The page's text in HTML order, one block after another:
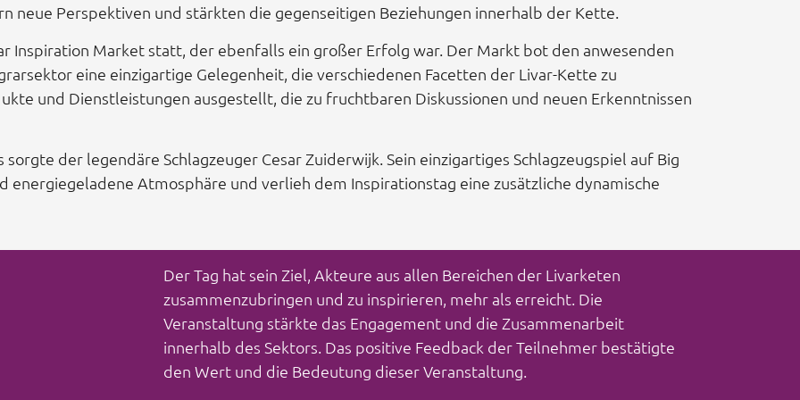
neue Perspektiven und stärkten die gegenseitigen Beziehungen innerhalb der Kette.
Inspiration Market statt, der ebenfalls ein großer Erfolg war. Der Markt bot den anwesenden
eine einzigartige Gelegenheit, die verschiedenen Facetten der Livar-Kette zu
und Dienstleistungen ausgestellt, die zu fruchtbaren Diskussionen und neuen Erkenntnissen
der legendäre Schlagzeuger Cesar Zuiderwijk. Sein einzigartiges Schlagzeugspiel auf Big
energiegeladene Atmosphäre und verlieh dem Inspirationstag eine zusätzliche dynamische
Der Tag hat sein Ziel, Akteure aus allen Bereichen der Livarketen
zusammenzubringen und zu inspirieren, mehr als erreicht. Die
Veranstaltung stärkte das Engagement und die Zusammenarbeit
innerhalb des Sektors. Das positive Feedback der Teilnehmer bestätigte
den Wert und die Bedeutung dieser Veranstaltung.